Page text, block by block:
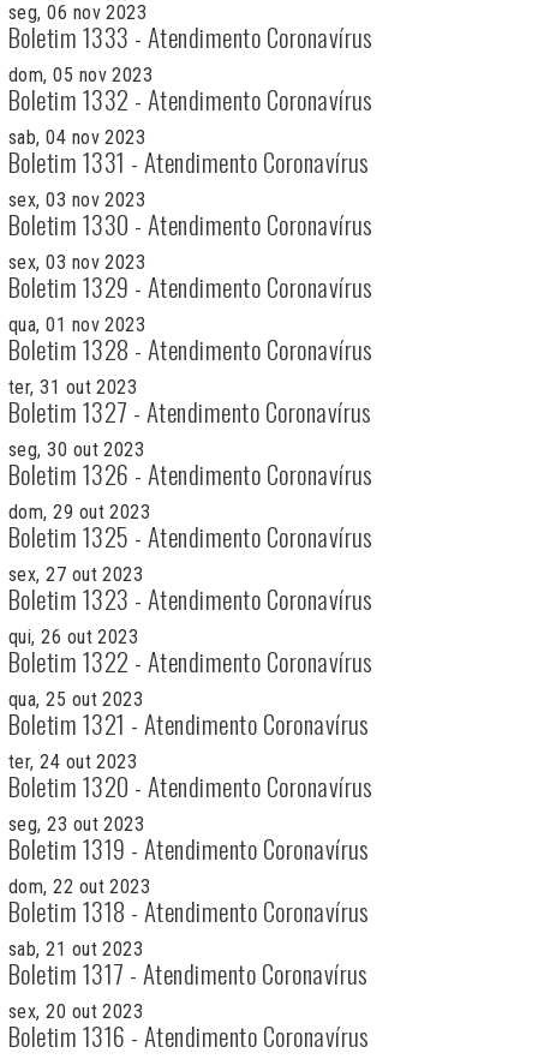
seg, 06 nov 2023
Boletim 1333 - Atendimento Coronavírus
dom, 05 nov 2023
Boletim 1332 - Atendimento Coronavírus
sab, 04 nov 2023
Boletim 1331 - Atendimento Coronavírus
sex, 03 nov 2023
Boletim 1330 - Atendimento Coronavírus
sex, 03 nov 2023
Boletim 1329 - Atendimento Coronavírus
qua, 01 nov 2023
Boletim 1328 - Atendimento Coronavírus
ter, 31 out 2023
Boletim 1327 - Atendimento Coronavírus
seg, 30 out 2023
Boletim 1326 - Atendimento Coronavírus
dom, 29 out 2023
Boletim 1325 - Atendimento Coronavírus
sex, 27 out 2023
Boletim 1323 - Atendimento Coronavírus
qui, 26 out 2023
Boletim 1322 - Atendimento Coronavírus
qua, 25 out 2023
Boletim 1321 - Atendimento Coronavírus
ter, 24 out 2023
Boletim 1320 - Atendimento Coronavírus
seg, 23 out 2023
Boletim 1319 - Atendimento Coronavírus
dom, 22 out 2023
Boletim 1318 - Atendimento Coronavírus
sab, 21 out 2023
Boletim 1317 - Atendimento Coronavírus
sex, 20 out 2023
Boletim 1316 - Atendimento Coronavírus